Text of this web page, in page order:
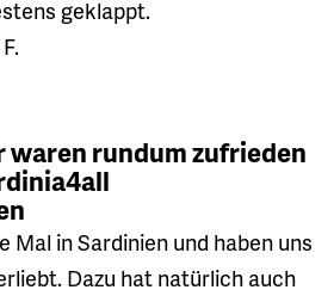
geklappt.
waren rundum zufrieden
Mal in Sardinien und haben uns
Dazu hat natürlich auch